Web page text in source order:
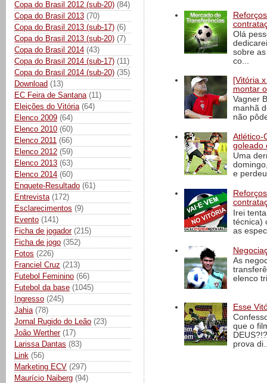
Copa do Brasil 2012 (sub-20) (84)
Copa do Brasil 2013 (70)
Copa do Brasil 2013 (sub-17) (6)
Copa do Brasil 2013 (sub-20) (7)
Copa do Brasil 2014 (43)
Copa do Brasil 2014 (sub-17) (11)
Copa do Brasil 2014 (sub-20) (35)
Download (13)
EC Feira de Santana (11)
Eleições do Vitória (64)
Elenco 2009 (64)
Elenco 2010 (60)
Elenco 2011 (66)
Elenco 2012 (59)
Elenco 2013 (63)
Elenco 2014 (60)
Enquete-Resultado (61)
Entrevista (172)
Esclarecimentos (9)
Evento (141)
Ficha de jogador (215)
Ficha de jogo (352)
Fotos (226)
Franciel Cruz (213)
Futebol Feminino (66)
Futebol da base (1045)
Ingresso (245)
Jahia (78)
Jornal Rugido do Leão (23)
João Werther (17)
Larissa Dantas (83)
Link (56)
Marketing ECV (297)
Maurício Naiberg (94)
Olá
sobre
co...
[Vitória
montar
Vagner
manhã
não
Atlético-
goleado
Uma
e
Irei
técnica)
as
As
elenco
Esse
que o
prova